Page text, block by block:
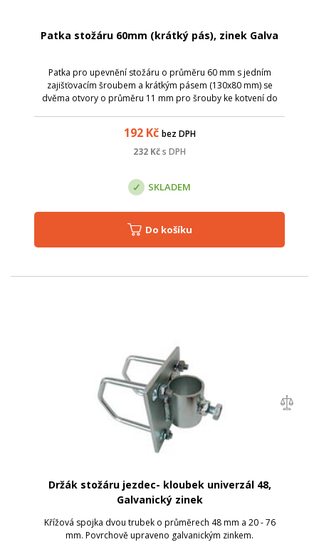
Patka stožáru 60mm (krátký pás), zinek Galva
Patka pro upevnění stožáru o průměru 60 mm s jedním
zajišťovacím šroubem a krátkým pásem (130x80 mm) se
dvěma otvory o průměru 11 mm pro šrouby ke kotvení do
192Kč bez DPH
232 Kčs DPH
SKLADEM
Do košíku
Držák stožáru jezdec- kloubek univerzál 48,
Galvanický zinek
Křížová spojka dvou trubek o průměrech 48 mm a 20 - 76
mm. Povrchově upraveno galvanickým zinkem.